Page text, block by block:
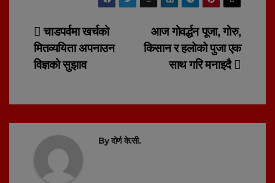
Post
navigation
आज गोवर्द्धन पूजा, गोरु,
किसान र हलोको पुजा एक
साथ गरि मनाइदै
चाडपर्वमा खर्चको
मितव्ययिता अपनाउन
विज्ञको सुझाव
Byदोर्ण के.सी.